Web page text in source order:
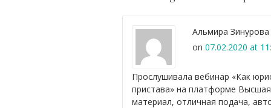
Альмира Зинурова
on 07.02.2020 at
Прослушивала вебинар «Как
пристава» на платформе
материал, отличная подача,